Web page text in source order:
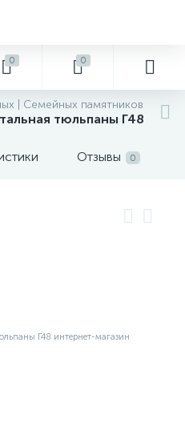
0 0
| Семейных памятников
тюльпаны Г48
Отзывы 0